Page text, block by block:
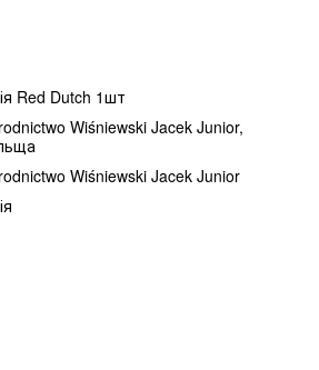
Red Dutch 1шт
Wiśniewski Jacek Junior,
Wiśniewski Jacek Junior